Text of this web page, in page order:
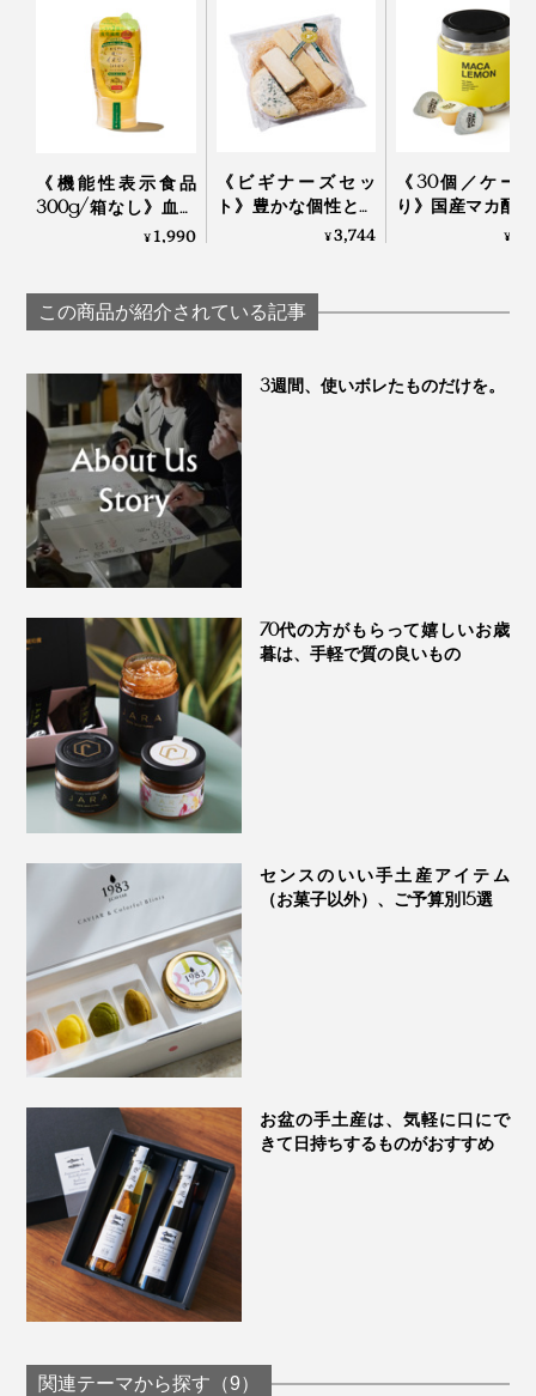
料理研究家・中医薬膳師の村岡奈弥さんのアドバイスの
もと、栄養と食感にすぐれた『サクサクしょうゆアーモ
ンド』はできあがりました。
本品は、お試し用にぴったりの単品1本。ひとさじで、
切っただけの野菜、いつもの炒め物、焼き魚やソテー、
パン、ご飯が、まだ体験したことがないおいしさに、生
まれ変わりますよ。
あなたも、新感覚の“食べる調味料”、味わってみてくだ
さい。きっとハマるはず！
料」｜サクサクしょ
うゆアーモンド トリ
ュフ風味
アーモンド
《機能性表示食品
300g/箱なし》血糖
値上昇をゆるやかに
しいイヌリンはちみ
つ」｜My Honey
¥1,990
《ビギナーズセッ
ト》豊かな個性と食
べやすさが両立する
｜Fermier フェルミエ
¥3,744
《30個／ケー
り》国産マカ配
はハイボール、
¥
この商品が紹介されている記事
3週間、使いボレたものだけを。
70代の方がもらって嬉しいお歳
暮は、手軽で質の良いもの
センスのいい手土産アイテム
（お菓子以外）、ご予算別15選
お盆の手土産は、気軽に口にで
きて日持ちするものがおすすめ
関連テーマから探す（9）